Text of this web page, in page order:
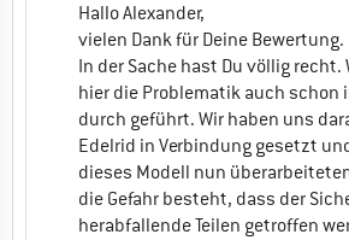
Hallo Alexander,
vielen Dank für Deine Bewertung.
In der Sache hast Du völlig recht.
hier die Problematik auch schon
durch geführt. Wir haben uns
Edelrid in Verbindung gesetzt
dieses Modell nun
die Gefahr besteht, dass der
herabfallende Teilen getroffen